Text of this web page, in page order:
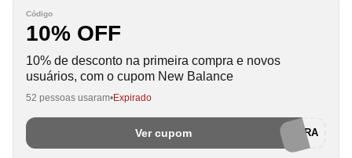
Código
10% OFF
10% de desconto na primeira compra e novos
usuários, com o cupom New Balance
52 pessoas usaram Expirado
Ver cupom PRIMEIRACOMPRA